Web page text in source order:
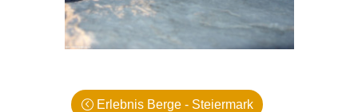
Erlebnis Berge - Steiermark